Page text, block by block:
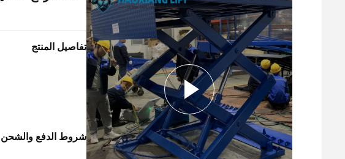
تفاصيل المنتج
شروط الدفع والشحن